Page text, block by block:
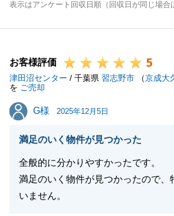
表示はアンケート回収日順（回収日が同じ場合
お客様評価 5
津田沼センター / 千葉県 習志野市 （京成大
を ご売却
G様
G様 2025年12月5日
満足のいく物件が見つかった
全般的に分かりやすかったです。
満足のいく物件が見つかったので、
いません。